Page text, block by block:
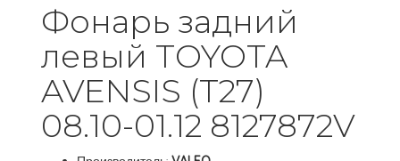
Фонарь задний
левый TOYOTA
AVENSIS (T27)
08.10-01.12 8127872V